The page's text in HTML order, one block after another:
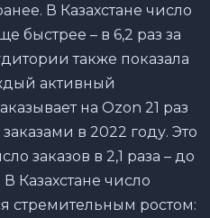
В Казахстане число
быстрее – в 6,2 раз за
также показала
активный
на Ozon 21 раз
в 2022 году. Это
заказов в 2,1 раза – до
Казахстане число
стремительным ростом: